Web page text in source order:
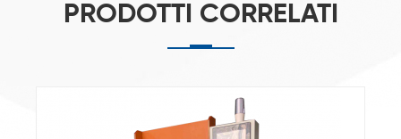
PRODOTTI CORRELATI